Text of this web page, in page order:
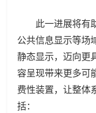
此一进展将有助
公共信息显示等场
静态显示，迈向更
容呈现带来更多可
费性装置，让整体
括：